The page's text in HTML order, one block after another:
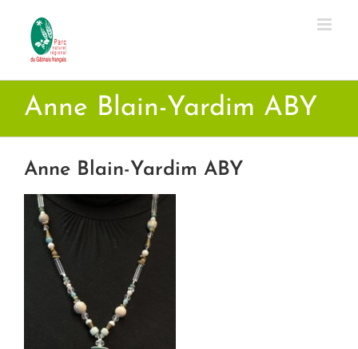
contenu
Anne Blain-Yardim ABY
Anne Blain-Yardim ABY